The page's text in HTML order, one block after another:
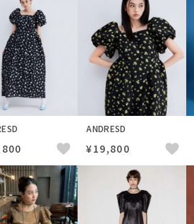
ANDRESD
¥19,800